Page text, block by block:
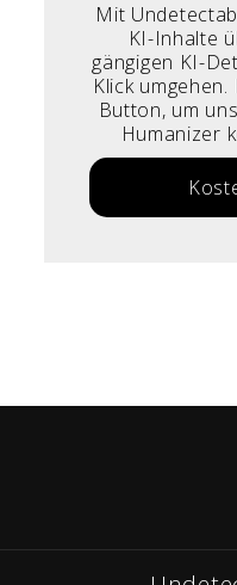
Mit
KI-Inhalte
gängigen KI-
Klick
Button, um
Humanizer